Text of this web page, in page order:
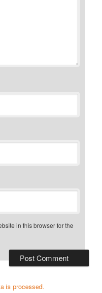
in this browser for the
is processed.